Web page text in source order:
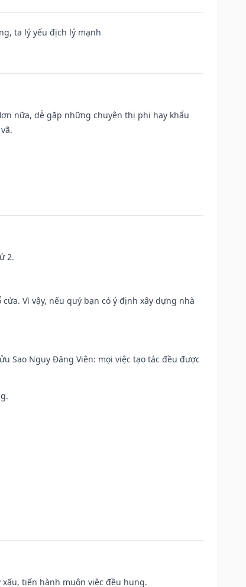
ta lý yếu địch lý mạnh
nữa, dễ gặp những chuyện thị phi hay khẩu
2.
Vì vậy, nếu quý bạn có ý định xây dựng nhà
Sao Nguy Đăng Viên: mọi việc tạo tác đều được
tiến hành muôn việc đều hung.